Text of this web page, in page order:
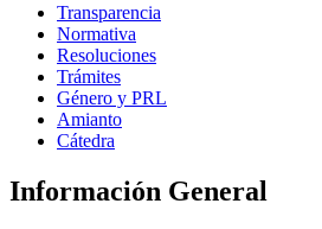
Transparencia
Normativa
Resoluciones
Trámites
Género y PRL
Amianto
Cátedra
Información General